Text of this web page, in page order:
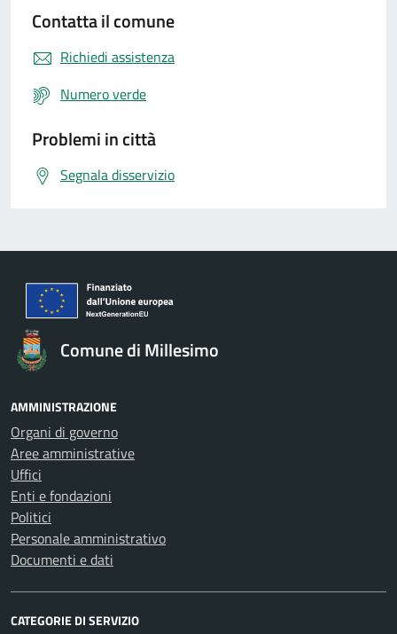
Contatta il comune
Richiedi assistenza
Numero verde
Problemi in città
Segnala disservizio
Comune di Millesimo
AMMINISTRAZIONE
Organi di governo
Aree amministrative
Uffici
Enti e fondazioni
Politici
Personale amministrativo
Documenti e dati
CATEGORIE DI SERVIZIO